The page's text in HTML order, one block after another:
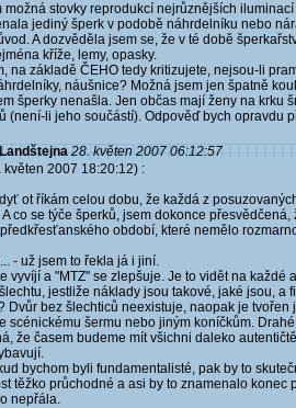
možná stovky reprodukcí nejrůznějších
jediný šperk v podobě náhrdelníku nebo
A dozvěděla jsem se, že v té době
kříže, lemy, opasky.
na základě ČEHO tedy kritizujete, nejsou-li
náušnice? Možná jsem jen špatně
šperky nenašla. Jen občas mají ženy na krku
(není-li jeho součástí). Odpověď bych opravdu
28. květen 2007 06:12:57
květen 2007 18:20:12) :
ot říkám celou dobu, že každá z
co se týče šperků, jsem dokonce
období, které nemělo
- už jsem to řekla já i jiní.
vyvíjí a "MTZ" se zlepšuje. Je to vidět na každé
jestliže náklady jsou takové, jaké jsou,
Dvůr bez šlechticů neexistuje, naopak je
scénickému šermu nebo jiným koníčkům.
že časem budeme mít všichni daleko
bychom byli fundamentalisté, pak by to
těžko průchodné a asi by to znamenalo
nepřála.